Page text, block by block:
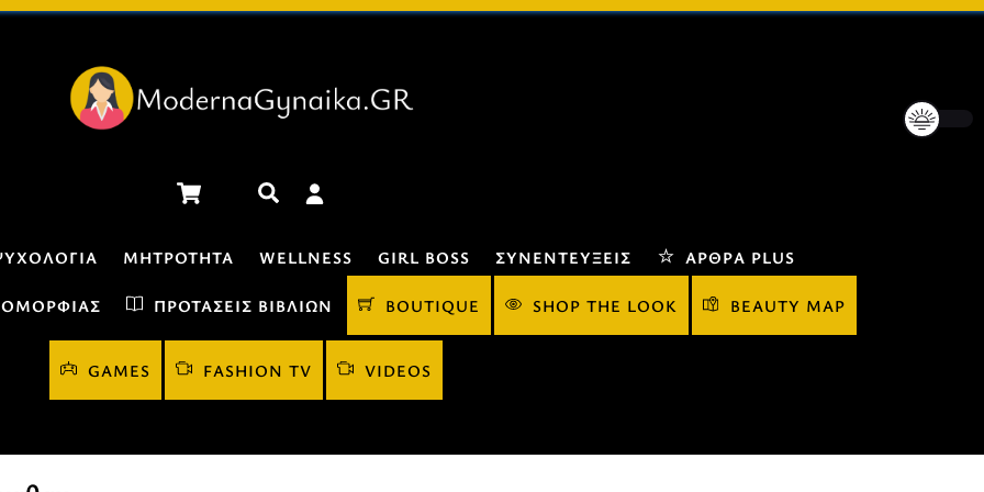
Cart Αναζήτηση
ΜΗΤΡΌΤΗΤΑ WELLNESS GIRL BOSS ΣΥΝΕΝΤΕΎΞΕΙΣ ΆΡΘΡΑ PLUS
ΟΜΟΡΦΙΆΣ ΠΡΟΤΆΣΕΙΣ ΒΙΒΛΊΩΝ BOUTIQUE SHOP THE LOOK BEAUTY MAP
GAMES FASHION TV VIDEOS